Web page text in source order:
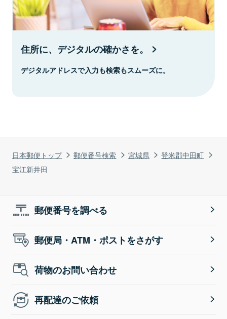
日本郵便トップ 郵便番号検索 宮城県
登米郡中田町
宝江新井田
住所に、デジタルの確かさを。
デジタルアドレスで入力も検索もスムーズに。
郵便番号を調べる
郵便局・ATM・ポストをさがす
荷物のお問い合わせ
再配達のご依頼